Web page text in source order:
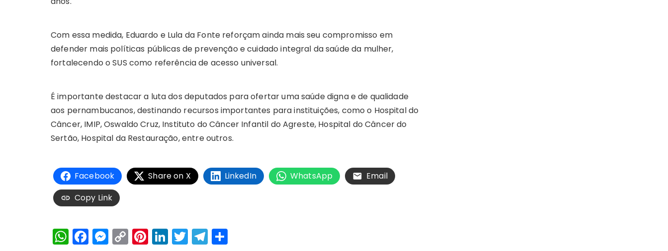
Com essa medida, Eduardo e Lula da Fonte reforçam ainda mais seu compromisso em
defender mais políticas públicas de prevenção e cuidado integral da saúde da mulher,
fortalecendo o SUS como referência de acesso universal.
É importante destacar a luta dos deputados para ofertar uma saúde digna e de qualidade
aos pernambucanos, destinando recursos importantes para instituições, como o Hospital do
Câncer, IMIP, Oswaldo Cruz, Instituto do Câncer Infantil do Agreste, Hospital do Câncer do
Sertão, Hospital da Restauração, entre outros.
Facebook Share on X LinkedIn WhatsApp
Email
Copy Link
W F M C Pi Li T T